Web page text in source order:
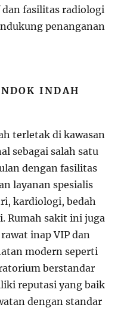
fasilitas radiologi
penanganan
INDAH
terletak di kawasan
sebagai salah satu
dengan fasilitas
layanan spesialis
kardiologi, bedah
Rumah sakit ini juga
inap VIP dan
modern seperti
berstandar
reputasi yang baik
dengan standar